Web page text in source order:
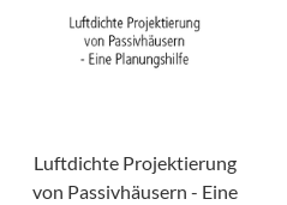
Luftdichte Projektierung
von Passivhäusern - Eine